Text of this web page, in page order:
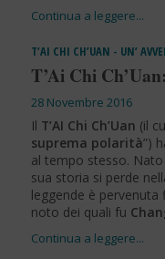
T’AI CHI CH’UAN - UN’
T’Ai Chi
28 Novembre 2016
Il T’AI Chi Ch’Uan (il
suprema polarità”)
al tempo stesso.
sua storia si perde
leggende è
noto dei quali fu